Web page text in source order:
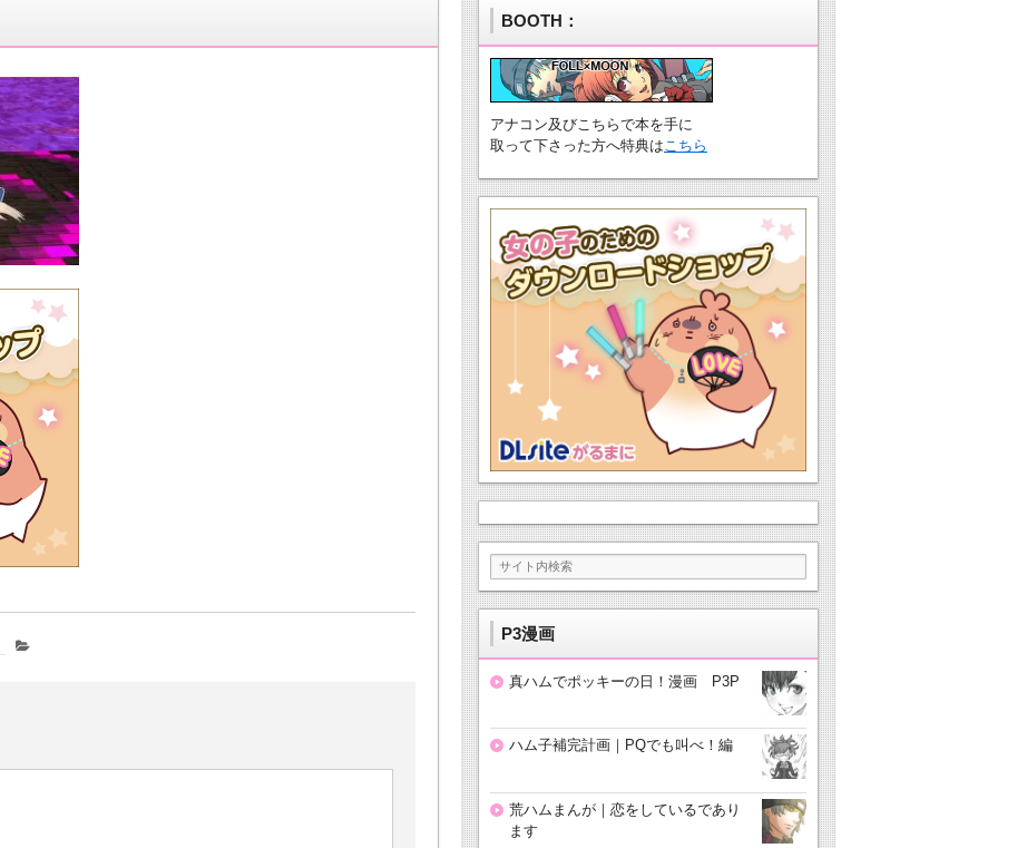
BOOTH：
アナコン及びこちらで本を手に
取って下さった方へ特典は こちら
P3漫画
真ハムでポッキーの日！漫画 P3P
ハム子補完計画｜PQでも叫べ！編
荒ハムまんが｜恋をしているであり
ます